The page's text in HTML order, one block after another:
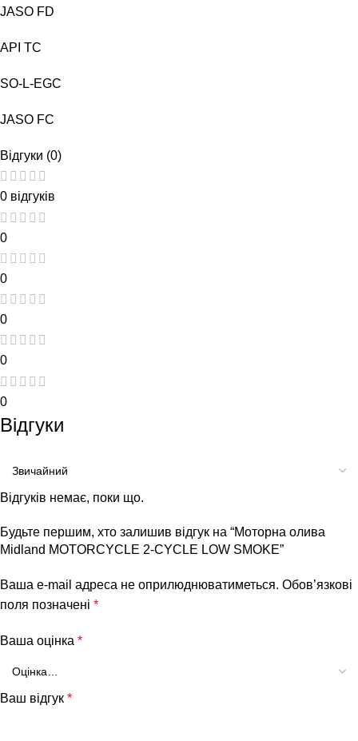
JASO FD
API TC
SO-L-EGC
JASO FC
Відгуки (0)
0 відгуків
0
0
0
0
0
Відгуки
Відгуків немає, поки що.
Будьте першим, хто залишив відгук на “Моторна олива
Midland MOTORCYCLE 2-CYCLE LOW SMOKE”
Ваша e-mail адреса не оприлюднюватиметься. Обов’язкові
поля позначені *
Ваша оцінка *
Ваш відгук *